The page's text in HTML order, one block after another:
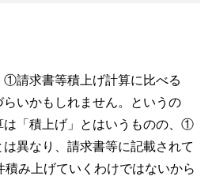
請求書等積上げ計算に比べる
いかもしれません。というの
「積上げ」とはいうものの、①
異なり、請求書等に記載されて
積み上げていくわけではないから